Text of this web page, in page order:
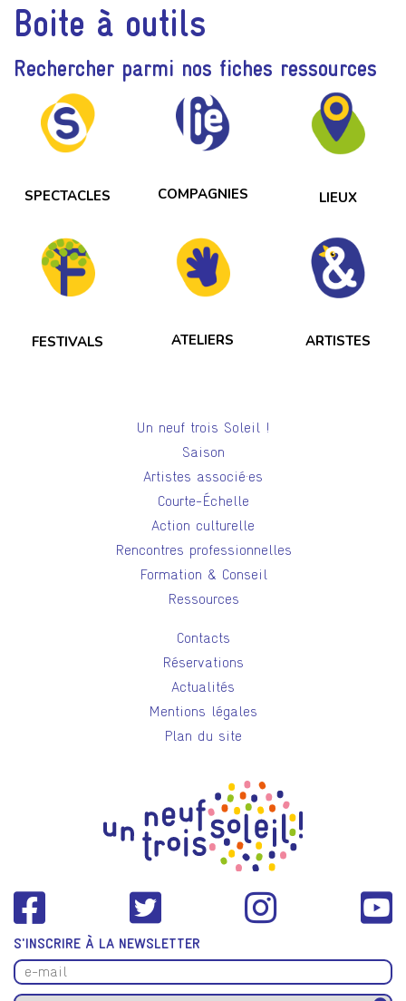
Boite à outils
Rechercher parmi nos fiches ressources
SPECTACLES COMPAGNIES LIEUX
FESTIVALS ATELIERS ARTISTES
Un neuf trois Soleil !
Saison
Artistes associé·es
Courte-Échelle
Action culturelle
Rencontres professionnelles
Formation & Conseil
Ressources
Contacts
Réservations
Actualités
Mentions légales
Plan du site
S'INSCRIRE À LA NEWSLETTER